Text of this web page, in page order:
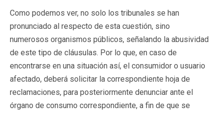
Como podemos ver, no solo los tribunales se han
pronunciado al respecto de esta cuestión, sino
numerosos organismos públicos, señalando la abusividad
de este tipo de cláusulas. Por lo que, en caso de
encontrarse en una situación así, el consumidor o usuario
afectado, deberá solicitar la correspondiente hoja de
reclamaciones, para posteriormente denunciar ante el
órgano de consumo correspondiente, a fin de que se